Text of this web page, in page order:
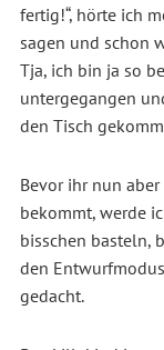
fertig!“, hörte ich
sagen und schon
Tja, ich bin ja so
untergegangen
den Tisch
Bevor ihr nun
bekommt, werde
bisschen basteln,
den
gedacht.